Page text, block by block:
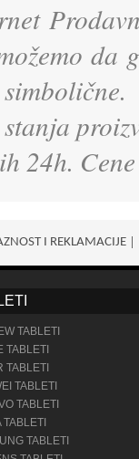
da
24h.
I REKLAMACIJE
TABLETI
TABLETI
TABLETI
TABLETI
TABLETI
TABLETI
TABLETI